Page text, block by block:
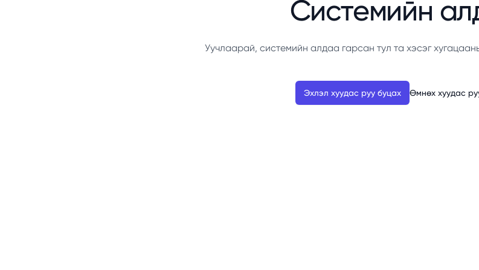
Системийн
Уучлаарай, системийн алдаа гарсан тул та хэсэг
Эхлэл хуудас руу буцах Өмнөх хуудас